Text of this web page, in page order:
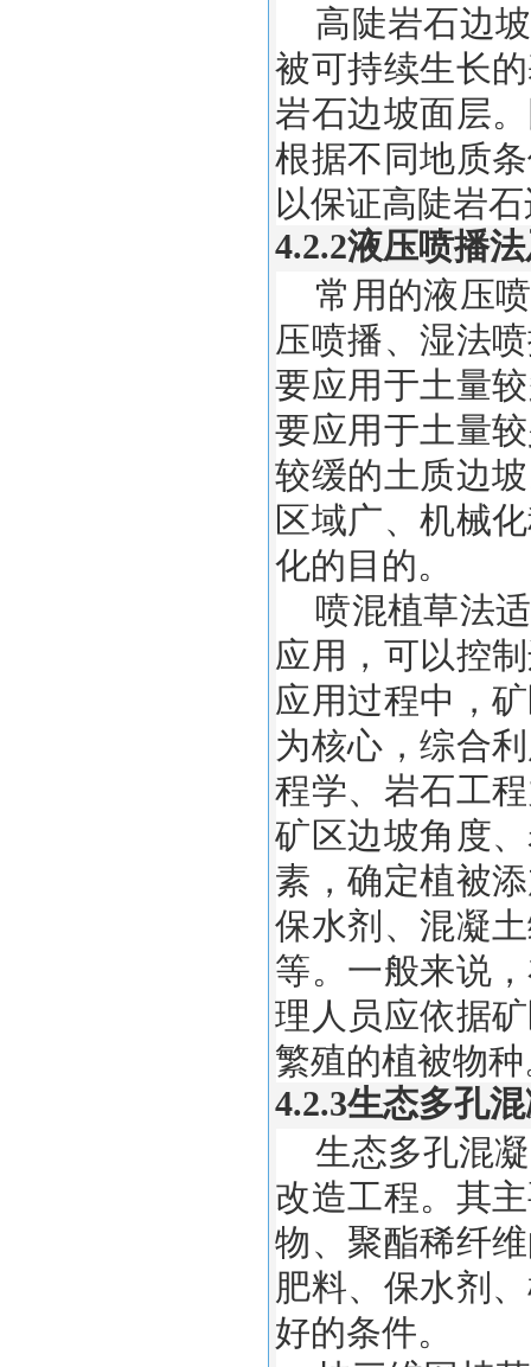
高陡岩石边
被可持续生长
岩石边坡面层
根据不同地质
以保证高陡岩
4.2.2液压喷播
常用的液压
压喷播、湿法
要应用于土量
要应用于土量
较缓的土质边
区域广、机械
化的目的。
喷混植草法
应用，可以控
应用过程中，
为核心，综合
程学、岩石工
矿区边坡角度
素，确定植被
保水剂、混凝
等。一般来说
理人员应依据
繁殖的植被物
4.2.3生态多孔
生态多孔混
改造工程。其
物、聚酯稀纤
肥料、保水剂
好的条件。